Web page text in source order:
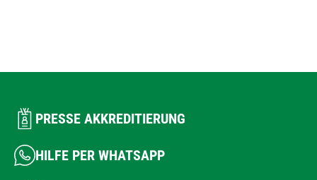
PRESSE AKKREDITIERUNG
HILFE PER WHATSAPP